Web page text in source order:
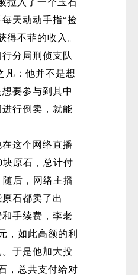
天动动手指“捡
得不菲的收入。
行分局刑侦支队
凡：他并不是想
要参与到其中
行倒卖，就能
这个网络直播
块原石，总计付
后，网络主播
石都卖了出
手续费，李老
，如此高额的利
于是他加大投
，总共支付给对